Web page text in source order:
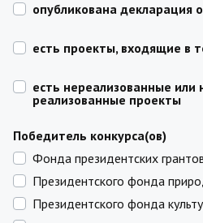
опубликована декларация
есть проекты, входящие в
есть нереализованные или
реализованные проекты
Победитель конкурса(ов)
Фонда президентских
Президентского фонда
Президентского фонда